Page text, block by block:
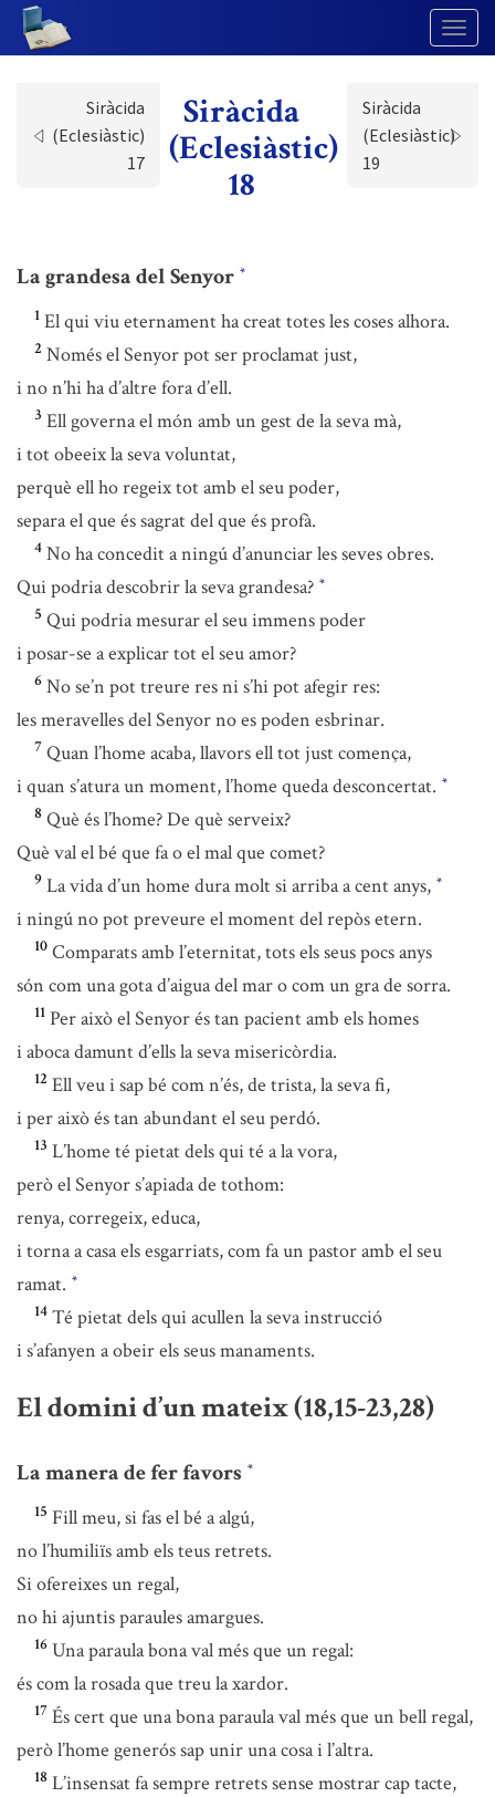
Siràcida
(Eclesiàstic)
17
Siràcida
(Eclesiàstic)
18
Siràcida
(Eclesiàstic)
19
La grandesa del Senyor *
1 El qui viu eternament ha creat totes les coses alhora.
2 Només el Senyor pot ser proclamat just,
i no n’hi ha d’altre fora d’ell.
3 Ell governa el món amb un gest de la seva mà,
i tot obeeix la seva voluntat,
perquè ell ho regeix tot amb el seu poder,
separa el que és sagrat del que és profà.
4 No ha concedit a ningú d’anunciar les seves obres.
Qui podria descobrir la seva grandesa? *
5 Qui podria mesurar el seu immens poder
i posar-se a explicar tot el seu amor?
6 No se’n pot treure res ni s’hi pot afegir res:
les meravelles del Senyor no es poden esbrinar.
7 Quan l’home acaba, llavors ell tot just comença,
i quan s’atura un moment, l’home queda desconcertat. *
8 Què és l’home? De què serveix?
Què val el bé que fa o el mal que comet?
9 La vida d’un home dura molt si arriba a cent anys, *
i ningú no pot preveure el moment del repòs etern.
10 Comparats amb l’eternitat, tots els seus pocs anys
són com una gota d’aigua del mar o com un gra de sorra.
11 Per això el Senyor és tan pacient amb els homes
i aboca damunt d’ells la seva misericòrdia.
12 Ell veu i sap bé com n’és, de trista, la seva fi,
i per això és tan abundant el seu perdó.
13 L’home té pietat dels qui té a la vora,
però el Senyor s’apiada de tothom:
renya, corregeix, educa,
i torna a casa els esgarriats, com fa un pastor amb el seu
ramat. *
14 Té pietat dels qui acullen la seva instrucció
i s’afanyen a obeir els seus manaments.
El domini d’un mateix (18,15-23,28)
La manera de fer favors *
15 Fill meu, si fas el bé a algú,
no l’humiliïs amb els teus retrets.
Si ofereixes un regal,
no hi ajuntis paraules amargues.
16 Una paraula bona val més que un regal:
és com la rosada que treu la xardor.
17 És cert que una bona paraula val més que un bell regal,
però l’home generós sap unir una cosa i l’altra.
18 L’insensat fa sempre retrets sense mostrar cap tacte,